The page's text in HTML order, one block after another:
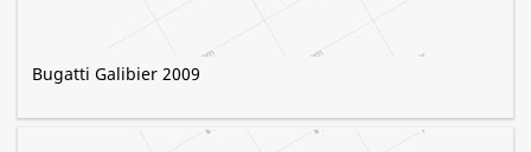
Bugatti Galibier 2009